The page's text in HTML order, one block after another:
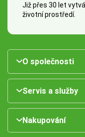
Již přes 30 let
životní prostředí.
O společnosti
Servis a služby
Nakupování